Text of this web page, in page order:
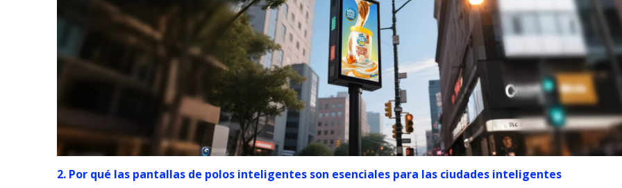
2. Por qué las pantallas de polos inteligentes son esenciales para las ciudades inteligentes